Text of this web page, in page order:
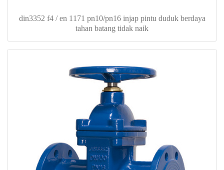
din3352 f4 / en 1171 pn10/pn16 injap pintu duduk berdaya
tahan batang tidak naik